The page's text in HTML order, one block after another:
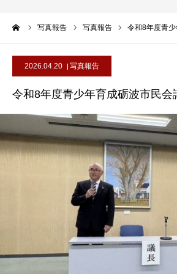
写真報告 写真報告 令和8年度青
2026.04.20 写真報告
令和8年度青少年育成砺波市民会